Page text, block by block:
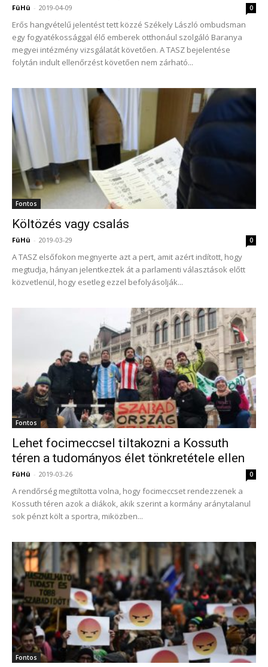
FüHü - 2019-04-09 0
Erős hangvételű jelentést tett közzé Székely László ombudsman
egy fogyatékossággal élő emberek otthonául szolgáló Baranya
megyei intézmény vizsgálatát követően. A TASZ bejelentése
folytán indult ellenőrzést követően nem zárható...
Fontos
Költözés vagy csalás
FüHü - 2019-03-29 0
A TASZ elsőfokon megnyerte azt a pert, amit azért indított, hogy
megtudja, hányan jelentkeztek át a parlamenti választások előtt
közvetlenül, hogy esetleg ezzel befolyásolják...
Fontos
Lehet focimeccsel tiltakozni a Kossuth
téren a tudományos élet tönkretétele ellen
FüHü - 2019-03-26 0
A rendőrség megtiltotta volna, hogy focimeccset rendezzenek a
Kossuth téren azok a diákok, akik szerint a kormány aránytalanul
sok pénzt költ a sportra, miközben...
Fontos